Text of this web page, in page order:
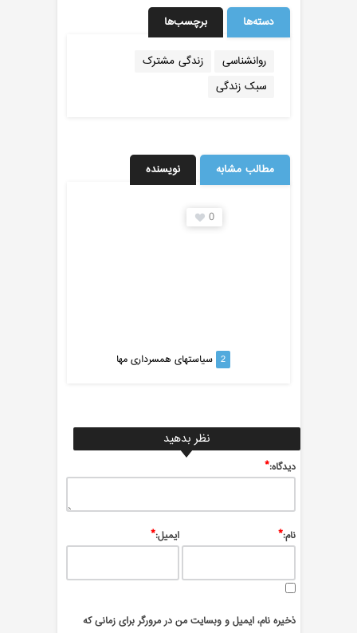
دسته‌ها برچسب‌ها
روانشناسی
زندگی مشترک
سبک زندگی
مطالب مشابه نویسنده
0
2 سیاستهای همسرداری مها
نظر بدهید
ديدگاه:*
نام:* ایمیل:*
ذخیره نام، ایمیل و وبسایت من در مرورگر برای زمانی که